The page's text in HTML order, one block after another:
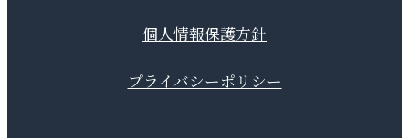
個人情報保護方針
プライバシーポリシー